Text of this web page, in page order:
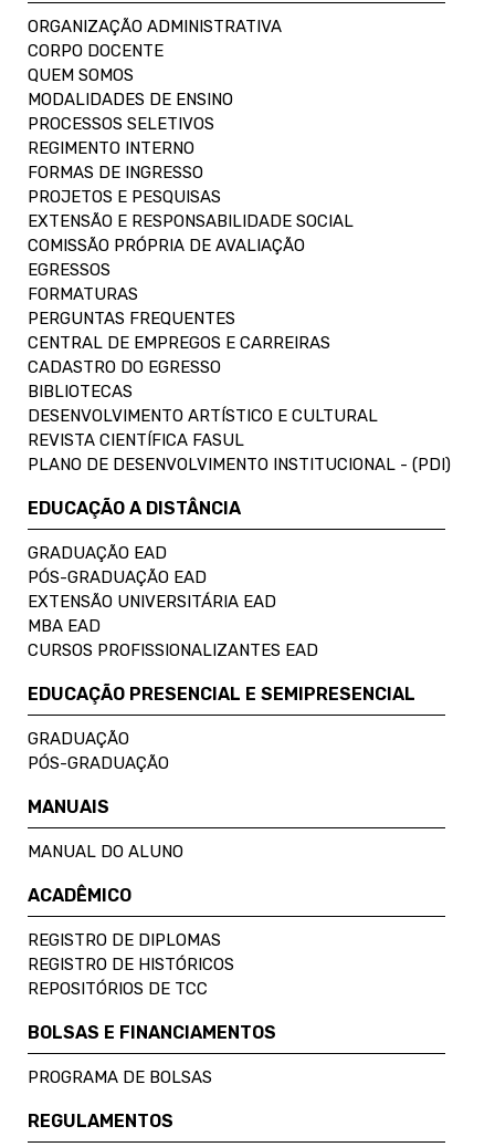
ORGANIZAÇÃO ADMINISTRATIVA
CORPO DOCENTE
QUEM SOMOS
MODALIDADES DE ENSINO
PROCESSOS SELETIVOS
REGIMENTO INTERNO
FORMAS DE INGRESSO
PROJETOS E PESQUISAS
EXTENSÃO E RESPONSABILIDADE SOCIAL
COMISSÃO PRÓPRIA DE AVALIAÇÃO
EGRESSOS
FORMATURAS
PERGUNTAS FREQUENTES
CENTRAL DE EMPREGOS E CARREIRAS
CADASTRO DO EGRESSO
BIBLIOTECAS
DESENVOLVIMENTO ARTÍSTICO E CULTURAL
REVISTA CIENTÍFICA FASUL
PLANO DE DESENVOLVIMENTO INSTITUCIONAL - (PDI)
EDUCAÇÃO A DISTÂNCIA
GRADUAÇÃO EAD
PÓS-GRADUAÇÃO EAD
EXTENSÃO UNIVERSITÁRIA EAD
MBA EAD
CURSOS PROFISSIONALIZANTES EAD
EDUCAÇÃO PRESENCIAL E SEMIPRESENCIAL
GRADUAÇÃO
PÓS-GRADUAÇÃO
MANUAIS
MANUAL DO ALUNO
ACADÊMICO
REGISTRO DE DIPLOMAS
REGISTRO DE HISTÓRICOS
REPOSITÓRIOS DE TCC
BOLSAS E FINANCIAMENTOS
PROGRAMA DE BOLSAS
REGULAMENTOS